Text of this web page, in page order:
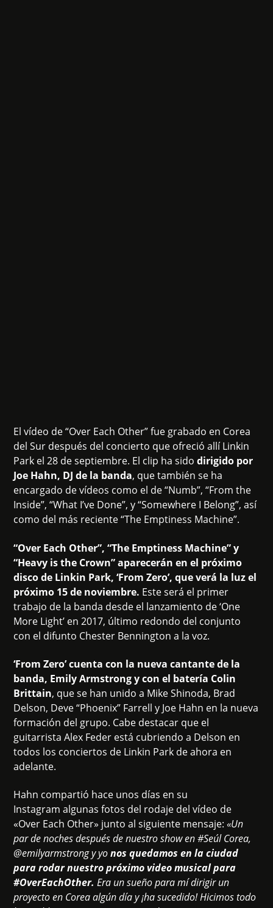
El vídeo de “Over Each Other” fue grabado en Corea
del Sur después del concierto que ofreció allí Linkin
Park el 28 de septiembre. El clip ha sidodirigido por
Joe Hahn, DJ de la banda, que también se ha
encargado de vídeos como el de “Numb”, “From the
Inside”, “What I’ve Done”, y “Somewhere I Belong”, así
como del más reciente “The Emptiness Machine”.
“Over Each Other”, “The Emptiness Machine” y
“Heavy is the Crown” aparecerán en el próximo
disco de Linkin Park, ‘From Zero’, que verá la luz el
próximo 15 de noviembre. Este será el primer
trabajo de la banda desde el lanzamiento de ‘One
More Light’ en 2017, último redondo del conjunto
con el difunto Chester Bennington a la voz.
‘From Zero’ cuenta con la nueva cantante de la
banda, Emily Armstrong y con el batería Colin
Brittain, que se han unido a Mike Shinoda, Brad
Delson, Deve “Phoenix” Farrell y Joe Hahn en la nueva
formación del grupo. Cabe destacar que el
guitarrista Alex Feder está cubriendo a Delson en
todos los conciertos de Linkin Park de ahora en
adelante.
Hahn compartió hace unos días en su
Instagram algunas fotos del rodaje del vídeo de
«Over Each Other» junto al siguiente mensaje: «Un
par de noches después de nuestro show en #Seúl Corea,
@emilyarmstrong y yonos quedamos en la ciudad
para rodar nuestro próximo video musical para
#OverEachOther.Era un sueño para mí dirigir un
proyecto en Corea algún día y ¡ha sucedido! Hicimos todo